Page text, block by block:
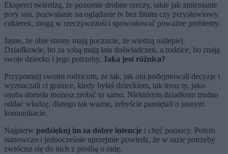
Eksperci twierdzą, że pozornie drobne rzeczy, takie jak zmienianie
pory snu, pozwalanie na oglądanie tv bez limitu czy przysłowiowy
cukierek, mogą w rzeczywistości spowodować poważne problemy.
Jasne, że obie strony mają poczucie, że wiedzą najlepiej.
Dziadkowie, bo za sobą mają lata doświadczeń, a rodzice, bo znają
swoje dziecko i jego potrzeby. Jaka jest różnica?
Przypomnij swoim rodzicom, że tak, jak oni podejmowali decyzje i
wyznaczali ci granice, kiedy byłaś dzieckiem, tak teraz ty, jako
osoba dorosła możesz zrobić to samo. Niektórym dziadkom trudno
oddać władzę, dlatego tak ważne, żebyście pamiętali o jasnym
komunikacie.
Najpierw podziękuj im za dobre intencje i chęć pomocy. Potem
stanowczo i jednocześnie uprzejmie powiedz, że w razie potrzeby
zwrócisz się do nich z prośbą o radę.